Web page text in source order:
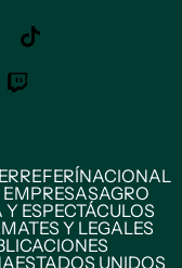
REFERÍNACIONAL
AGRO
ESPECTÁCULOS
Y LEGALES
ESTADOS UNIDOS